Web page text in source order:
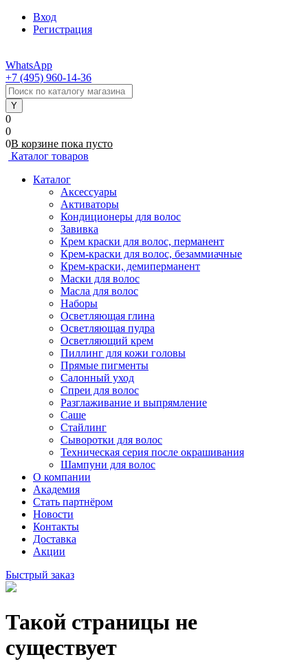
Вход
Регистрация
WhatsApp
+7 (495) 960-14-36
0
0
0В корзине пока пусто
Каталог товаров
Каталог
Аксессуары
Активаторы
Кондиционеры для волос
Завивка
Крем краски для волос, перманент
Крем-краски для волос, безаммиачные
Крем-краски, демиперманент
Маски для волос
Масла для волос
Наборы
Осветляющая глина
Осветляющая пудра
Осветляющий крем
Пиллинг для кожи головы
Прямые пигменты
Салонный уход
Спреи для волос
Разглаживание и выпрямление
Саше
Стайлинг
Сыворотки для волос
Техническая серия после окрашивания
Шампуни для волос
О компании
Академия
Стать партнёром
Новости
Контакты
Доставка
Акции
Быстрый заказ
Такой страницы не
существует